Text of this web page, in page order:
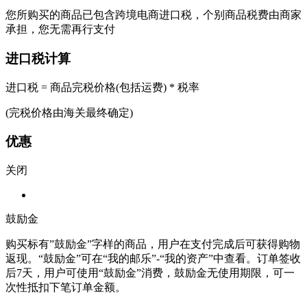
您所购买的商品已包含跨境电商进口税，个别商品税费由商家
承担，您无需再行支付
进口税计算
进口税 = 商品完税价格(包括运费) * 税率
(完税价格由海关最终确定)
优惠
关闭
鼓励金
购买标有”鼓励金”字样的商品，用户在支付完成后可获得购物
返现。“鼓励金”可在“我的邮乐”-“我的资产”中查看。订单签收
后7天，用户可使用“鼓励金”消费，鼓励金无使用期限，可一
次性抵扣下笔订单金额。